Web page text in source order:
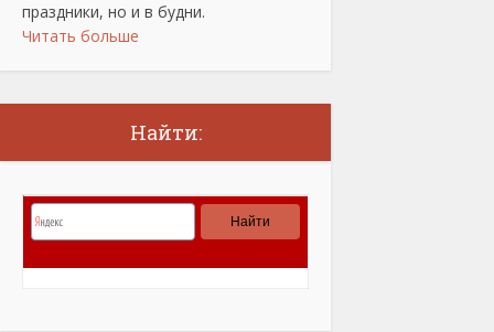
праздники, но и в будни.
Читать больше
Найти: